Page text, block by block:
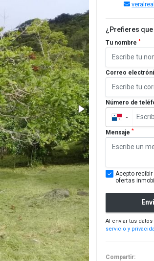
¿Prefieres
Tu nombre *
Correo
Número de
▼
Mensaje *
Acepto
ofertas
Al enviar tus
servicio y
Compartir: